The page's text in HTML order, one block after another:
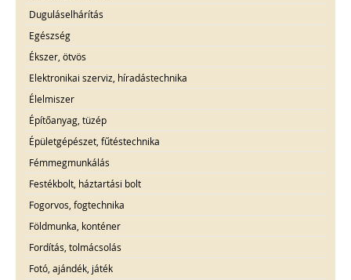
Duguláselhárítás
Egészség
Ékszer, ötvös
Elektronikai szerviz, híradástechnika
Élelmiszer
Építőanyag, tüzép
Épületgépészet, fűtéstechnika
Fémmegmunkálás
Festékbolt, háztartási bolt
Fogorvos, fogtechnika
Földmunka, konténer
Fordítás, tolmácsolás
Fotó, ajándék, játék